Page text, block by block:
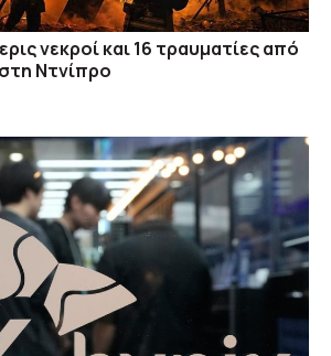
νεκροί και 16 τραυματίες από
Ντνίπρο